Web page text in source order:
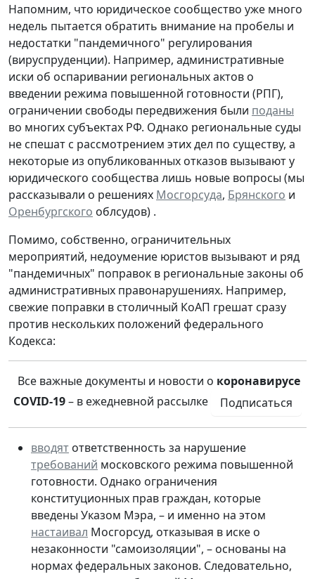
Напомним, что юридическое сообщество уже много
недель пытается обратить внимание на пробелы и
недостатки "пандемичного" регулирования
(вируспруденции). Например, административные
иски об оспаривании региональных актов о
введении режима повышенной готовности (РПГ),
ограничении свободы передвижения были поданы
во многих субъектах РФ. Однако региональные суды
не спешат с рассмотрением этих дел по существу, а
некоторые из опубликованных отказов вызывают у
юридического сообщества лишь новые вопросы (мы
рассказывали о решениях Мосгорсуда, Брянского и
Оренбургского облсудов) .
Помимо, собственно, ограничительных
мероприятий, недоумение юристов вызывают и ряд
"пандемичных" поправок в региональные законы об
административных правонарушениях. Например,
свежие поправки в столичный КоАП грешат сразу
против нескольких положений федерального
Кодекса:
Все важные документы и новости о коронавирусе
COVID-19– в ежедневной рассылке Подписаться
вводят ответственность за нарушение
требований московского режима повышенной
готовности. Однако ограничения
конституционных прав граждан, которые
введены Указом Мэра, – и именно на этом
настаивал Мосгорсуд, отказывая в иске о
незаконности "самоизоляции", – основаны на
нормах федеральных законов. Следовательно,